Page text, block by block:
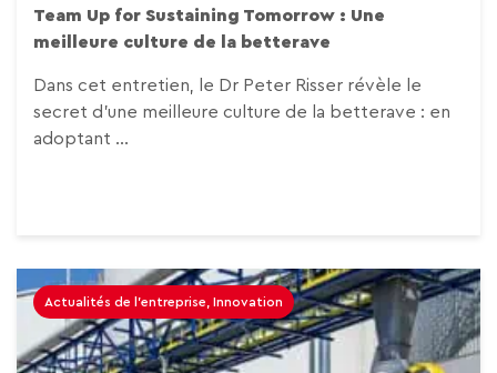
Team Up for Sustaining Tomorrow : Une
meilleure culture de la betterave
Dans cet entretien, le Dr Peter Risser révèle le
secret d’une meilleure culture de la betterave : en
adoptant ...
Actualités de l'entreprise, Innovation